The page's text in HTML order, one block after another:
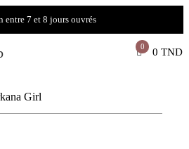
entre 7 et 8 jours ouvrés
0 0 TND
Girl